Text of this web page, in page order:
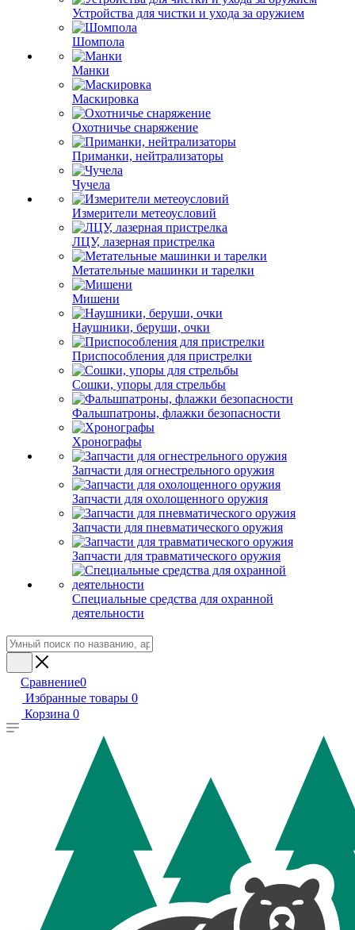
Устройства для чистки и ухода за оружием
Шомпола
Манки
Маскировка
Охотничье снаряжение
Приманки, нейтрализаторы
Чучела
Измерители метеоусловий
ЛЦУ, лазерная пристрелка
Метательные машинки и тарелки
Мишени
Наушники, беруши, очки
Приспособления для пристрелки
Сошки, упоры для стрельбы
Фальшпатроны, флажки безопасности
Хронографы
Запчасти для огнестрельного оружия
Запчасти для охолощенного оружия
Запчасти для пневматического оружия
Запчасти для травматического оружия
Специальные средства для охранной
деятельности
Сравнение0
Избранные товары 0
Корзина 0